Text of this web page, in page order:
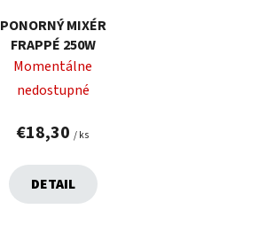
PONORNÝ MIXÉR
FRAPPÉ 250W
Momentálne
nedostupné
€18,30/ ks
DETAIL